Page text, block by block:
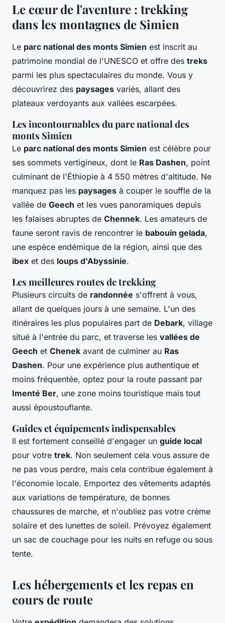
Le cœur de l'aventure : trekking
dans les montagnes de Simien
Le parc national des monts Simien est inscrit au
patrimoine mondial de l'UNESCO et offre des treks
parmi les plus spectaculaires du monde. Vous y
découvrirez des paysages variés, allant des
plateaux verdoyants aux vallées escarpées.
Les incontournables du parc national des
monts Simien
Le parc national des monts Simien est célèbre pour
ses sommets vertigineux, dont le Ras Dashen, point
culminant de l'Éthiopie à 4 550 mètres d'altitude. Ne
manquez pas les paysages à couper le souffle de la
vallée de Geech et les vues panoramiques depuis
les falaises abruptes de Chennek. Les amateurs de
faune seront ravis de rencontrer le babouin gelada,
une espèce endémique de la région, ainsi que des
ibex et des loups d'Abyssinie.
Les meilleures routes de trekking
Plusieurs circuits de randonnée s'offrent à vous,
allant de quelques jours à une semaine. L'un des
itinéraires les plus populaires part de Debark, village
situé à l'entrée du parc, et traverse les vallées de
Geech et Chenek avant de culminer au Ras
Dashen. Pour une expérience plus authentique et
moins fréquentée, optez pour la route passant par
Imenté Ber, une zone moins touristique mais tout
aussi époustouflante.
Guides et équipements indispensables
Il est fortement conseillé d'engager un guide local
pour votre trek. Non seulement cela vous assure de
ne pas vous perdre, mais cela contribue également à
l'économie locale. Emportez des vêtements adaptés
aux variations de température, de bonnes
chaussures de marche, et n'oubliez pas votre crème
solaire et des lunettes de soleil. Prévoyez également
un sac de couchage pour les nuits en refuge ou sous
tente.
Les hébergements et les repas en
cours de route